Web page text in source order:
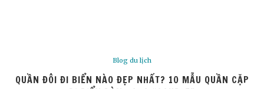
Blog du lịch
QUẦN ĐÔI ĐI BIỂN NÀO ĐẸP NHẤT? 10 MẪU QUẦN CẶP